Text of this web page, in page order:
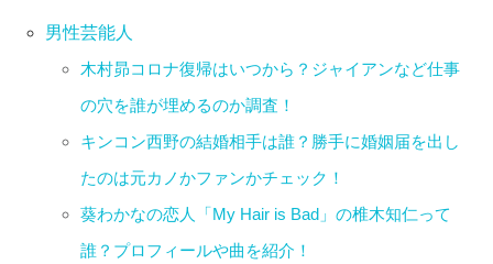
男性芸能人
木村昴コロナ復帰はいつから？ジャイアンなど仕事
の穴を誰が埋めるのか調査！
キンコン西野の結婚相手は誰？勝手に婚姻届を出し
たのは元カノかファンかチェック！
葵わかなの恋人「My Hair is Bad」の椎木知仁って
誰？プロフィールや曲を紹介！